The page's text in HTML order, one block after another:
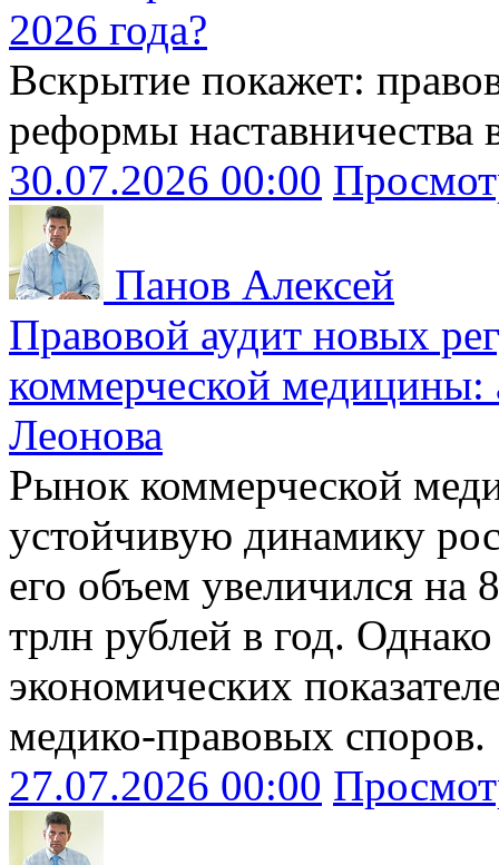
2026 года?
Вскрытие покажет:
реформы наставничества
30.07.2026 00:00
Панов Алексей
Правовой аудит новых
коммерческой медицины:
Леонова
Рынок коммерческой
устойчивую динамику
его объем увеличился на
трлн рублей в год.
экономических
медико-правовых споров.
27.07.2026 00:00